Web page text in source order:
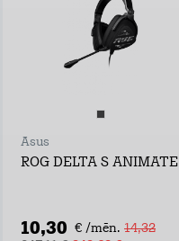
Asus
ROG DELTA S ANIMATE
10,30 € /mēn. 14,32